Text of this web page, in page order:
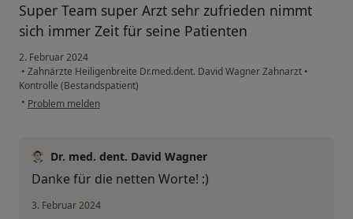
Super Team super Arzt sehr zufrieden nimmt
sich immer Zeit für seine Patienten
2. Februar 2024
• Zahnärzte Heiligenbreite Dr.med.dent. David Wagner Zahnarzt •
Kontrolle (Bestandspatient)
• Problem melden
Dr. med. dent. David Wagner
Danke für die netten Worte! :)
3. Februar 2024